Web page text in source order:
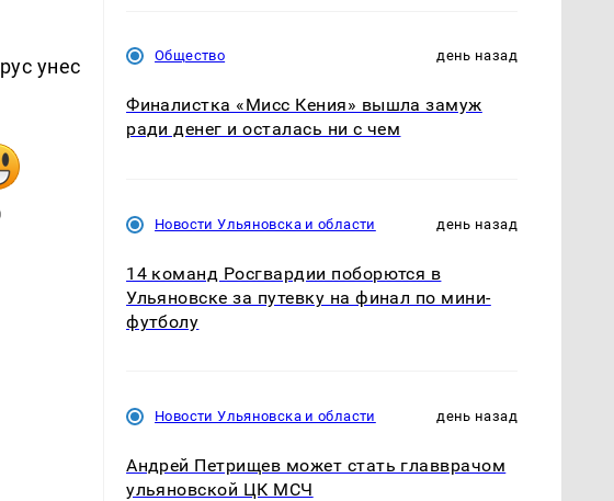
унес
Общество день назад
Финалистка «Мисс Кения» вышла замуж
ради денег и осталась ни с чем
Новости Ульяновска и области день назад
14 команд Росгвардии поборются в
Ульяновске за путевку на финал по мини-
футболу
Новости Ульяновска и области день назад
Андрей Петрищев может стать главврачом
ульяновской ЦК МСЧ